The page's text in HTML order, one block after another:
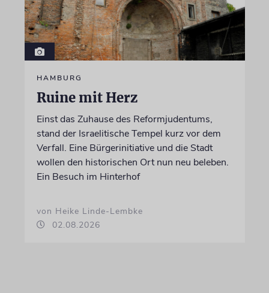
HAMBURG
Ruine mit Herz
Einst das Zuhause des Reformjudentums,
stand der Israelitische Tempel kurz vor dem
Verfall. Eine Bürgerinitiative und die Stadt
wollen den historischen Ort nun neu beleben.
Ein Besuch im Hinterhof
von Heike Linde-Lembke
02.08.2026